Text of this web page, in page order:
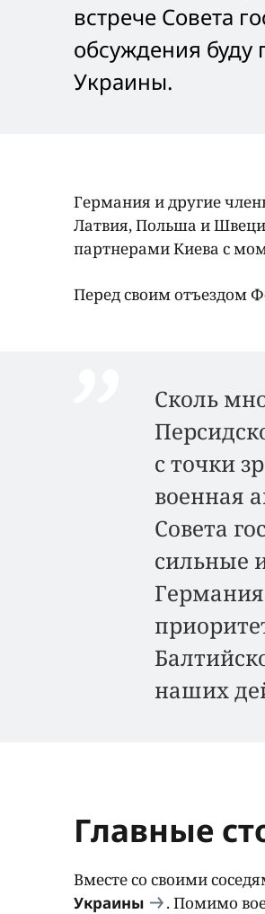
встрече Совета
обсуждения
Украины.
Германия и другие
Латвия, Польша и
партнерами Киева с
Перед своим отъездом
Сколь
с точки
военная
Совета
сильные
наших
Главные
Вместе со своими
Украины
. Помимо